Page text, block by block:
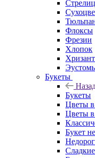
Флоксы
Фрезии
Хлопок
Букеты
Букеты
Цветы в
Цветы в
Букет